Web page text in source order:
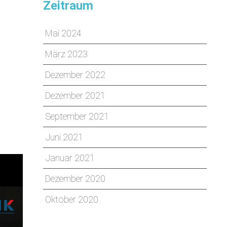
Zeitraum
Mai 2024
März 2023
Dezember 2022
Dezember 2021
September 2021
Juni 2021
Januar 2021
Dezember 2020
Oktober 2020